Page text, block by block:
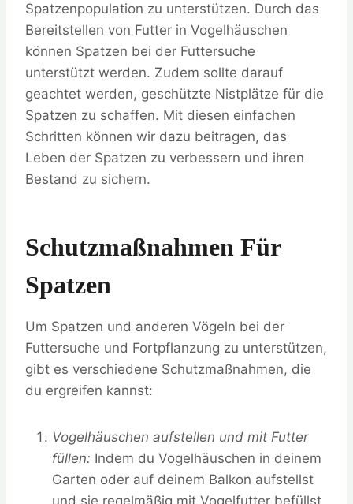
Spatzenpopulation zu unterstützen. Durch das
Bereitstellen von Futter in Vogelhäuschen
können Spatzen bei der Futtersuche
unterstützt werden. Zudem sollte darauf
geachtet werden, geschützte Nistplätze für die
Spatzen zu schaffen. Mit diesen einfachen
Schritten können wir dazu beitragen, das
Leben der Spatzen zu verbessern und ihren
Bestand zu sichern.
Schutzmaßnahmen Für
Spatzen
Um Spatzen und anderen Vögeln bei der
Futtersuche und Fortpflanzung zu unterstützen,
gibt es verschiedene Schutzmaßnahmen, die
du ergreifen kannst:
Vogelhäuschen aufstellen und mit Futter
füllen: Indem du Vogelhäuschen in deinem
Garten oder auf deinem Balkon aufstellst